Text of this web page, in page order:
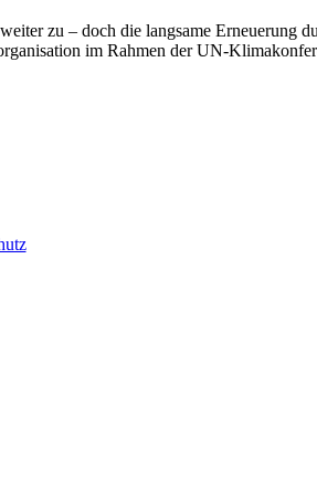
zu – doch die langsame Erneuerung
im Rahmen der UN-